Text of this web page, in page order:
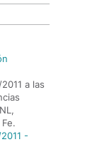
a las
-